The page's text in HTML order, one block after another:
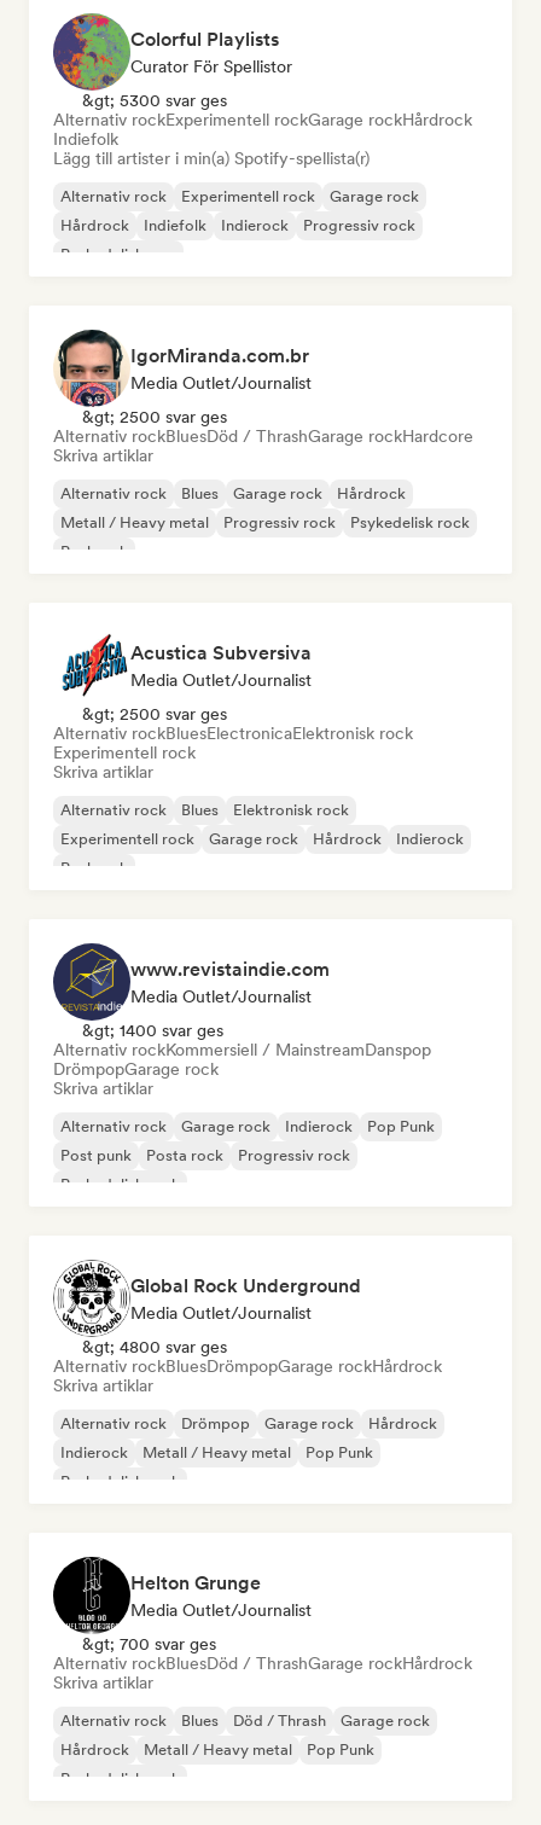
Colorful Playlists
Curator För Spellistor
&gt; 5300 svar ges
Alternativ rockExperimentell rockGarage rockHårdrock
Indiefolk
Lägg till artister i min(a) Spotify-spellista(r)
Alternativ rock Experimentell rock
Garage rock
Hårdrock
Indiefolk Indierock
Progressiv rock
Psykedelisk pop
IgorMiranda.com.br
Media Outlet/Journalist
&gt; 2500 svar ges
Alternativ rockBluesDöd / ThrashGarage rockHardcore
Skriva artiklar
Alternativ rock Blues Garage rock
Hårdrock
Metall / Heavy metal
Progressiv rock
Psykedelisk rock
Punkrock
Acustica Subversiva
Media Outlet/Journalist
&gt; 2500 svar ges
Alternativ rockBluesElectronicaElektronisk rock
Experimentell rock
Skriva artiklar
Alternativ rock Blues
Elektronisk rock
Experimentell rock
Garage rock Hårdrock
Indierock
Punkrock
www.revistaindie.com
Media Outlet/Journalist
&gt; 1400 svar ges
Alternativ rockKommersiell / MainstreamDanspop
DrömpopGarage rock
Skriva artiklar
Alternativ rock Garage rock Indierock
Pop Punk
Post punk
Posta rock
Progressiv rock
Psykedelisk rock
Global Rock Underground
Media Outlet/Journalist
&gt; 4800 svar ges
Alternativ rockBluesDrömpopGarage rockHårdrock
Skriva artiklar
Alternativ rock Drömpop Garage rock
Hårdrock
Indierock
Metall / Heavy metal
Pop Punk
Psykedelisk rock
Helton Grunge
Media Outlet/Journalist
&gt; 700 svar ges
Alternativ rockBluesDöd / ThrashGarage rockHårdrock
Skriva artiklar
Alternativ rock Blues Död / Thrash
Garage rock
Hårdrock
Metall / Heavy metal
Pop Punk
Psykedelisk rock